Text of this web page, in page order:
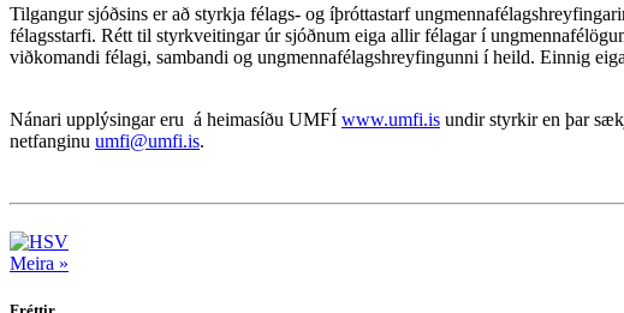
Tilgangur sjóðsins er að styrkja félags- og íþróttastarf
félagsstarfi. Rétt til styrkveitingar úr sjóðnum eiga allir félagar í
viðkomandi félagi, sambandi og ungmennafélagshreyfingunni í heild. Einnig
Nánari upplýsingar eru á heimasíðu UMFÍ www.umfi.is undir styrkir en þar
netfanginu umfi@umfi.is.
Meira »